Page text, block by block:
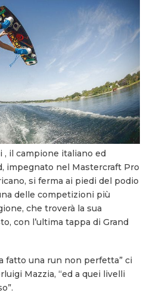
il campione italiano ed
impegnato nel Mastercraft Pro
si ferma ai piedi del podio
delle competizioni più
che troverà la sua
con l’ultima tappa di Grand
fatto una run non perfetta” ci
Mazzia, “ed a quei livelli